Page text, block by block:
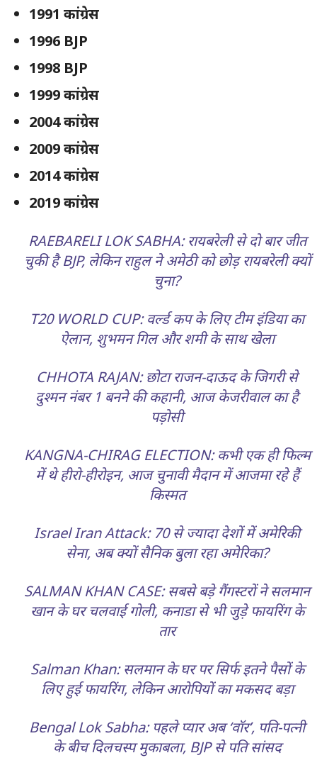
1991 कांग्रेस
1996 BJP
1998 BJP
1999 कांग्रेस
2004 कांग्रेस
2009 कांग्रेस
2014 कांग्रेस
2019 कांग्रेस
RAEBARELI LOK SABHA: रायबरेली से दो बार जीत
चुकी है BJP, लेकिन राहुल ने अमेठी को छोड़ रायबरेली क्यों
चुना?
T20 WORLD CUP: वर्ल्ड कप के लिए टीम इंडिया का
ऐलान, शुभमन गिल और शमी के साथ खेला
CHHOTA RAJAN: छोटा राजन-दाऊद के जिगरी से
दुश्मन नंबर 1 बनने की कहानी, आज केजरीवाल का है
पड़ोसी
KANGNA-CHIRAG ELECTION: कभी एक ही फिल्म
में थे हीरो-हीरोइन, आज चुनावी मैदान में आजमा रहे हैं
किस्मत
Israel Iran Attack: 70 से ज्यादा देशों में अमेरिकी
सेना, अब क्यों सैनिक बुला रहा अमेरिका?
SALMAN KHAN CASE: सबसे बड़े गैंगस्टरों ने सलमान
खान के घर चलवाई गोली, कनाडा से भी जुड़े फायरिंग के
तार
Salman Khan: सलमान के घर पर सिर्फ इतने पैसों के
लिए हुई फायरिंग, लेकिन आरोपियों का मकसद बड़ा
Bengal Lok Sabha: पहले प्यार अब ‘वॉर’, पति-पत्नी
के बीच दिलचस्प मुकाबला, BJP से पति सांसद